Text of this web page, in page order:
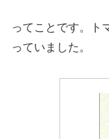
ってことです。ト
っていました。